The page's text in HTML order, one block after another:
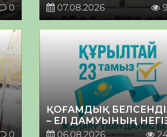
0
07.08.2026
0
ҚОҒАМДЫҚ
– ЕЛ ДАМУЫНЫҢ
06.08.2026